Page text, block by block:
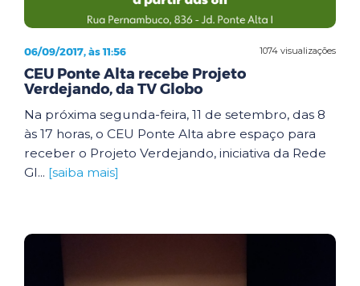
1074 visualizações
06/09/2017, às 11:56
CEU Ponte Alta recebe Projeto
Verdejando, da TV Globo
Na próxima segunda-feira, 11 de setembro, das 8
às 17 horas, o CEU Ponte Alta abre espaço para
receber o Projeto Verdejando, iniciativa da Rede
Gl... [saiba mais]